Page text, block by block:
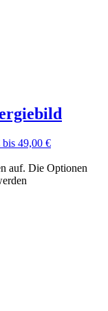
bis 49,00 €
auf. Die Optionen